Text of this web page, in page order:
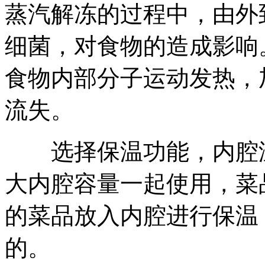
蒸汽解冻的过程中，由
细菌，对食物的造成影
食物内部分子运动发热
流失。
选择保温功能，内腔
大内腔容量一起使用，
的菜品放入内腔进行保
的。